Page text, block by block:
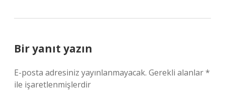
Bir yanıt yazın
E-posta adresiniz yayınlanmayacak. Gerekli alanlar*
ile işaretlenmişlerdir